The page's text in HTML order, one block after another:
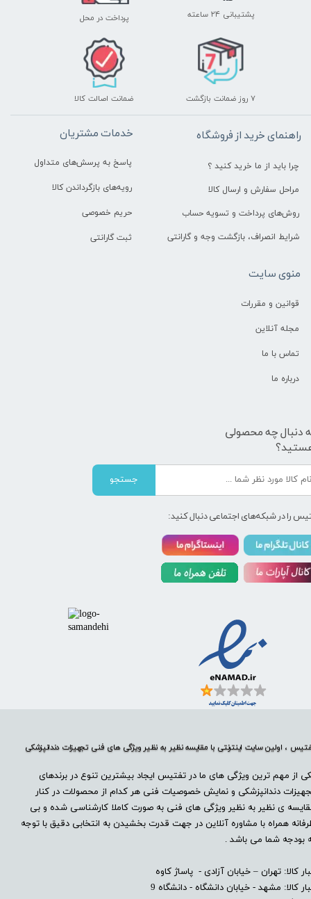
، اولین سایت اینترنتی با مقایسه نظیر به نظیر ویژگی های فنی تجهیزات دندانپزشکی
از مهم ترین ویژگی های ما در تفتیس ایجاد بیشترین تنوع در برندهای
دندانپزشکی و نمایش خصوصیات فنی هر کدام از محصولات در کنار
ی نظیر به نظیر ویژگی های فنی به صورت کاملا کارشناسی شده و بی
همراه با مشاوره آنلاین در جهت قدرت بخشیدن به انتخابی دقیق با توجه
بودجه شما می باشد .
کالا: تهران – خیابان آزادی - پاساژ کاوه
کالا: مشهد - خیابان دانشگاه - دانشگاه 9
پشتیبانی ۲۴ ساعته پرداخت در محل
۷ روز ضمانت بازگشت ضمانت اصالت کالا
راهنمای خرید از فروشگاه
چرا باید از ما خرید کنید ؟
مراحل سفارش و ارسال کالا
روش‌های پرداخت و تسویه حساب
شرایط انصراف، بازگشت وجه و گارانتی
خدمات مشتریان
پاسخ به پرسش‌های متداول
رویه‌های بازگرداندن کالا
حریم خصوصی
ثبت گارانتی
منوی سایت
قوانین و مقررات
مجله آنلاین
تماس با ما
درباره ما
دنبال چه محصولی
جستجو
را در شبکه‌های اجتماعی دنبال کنید: